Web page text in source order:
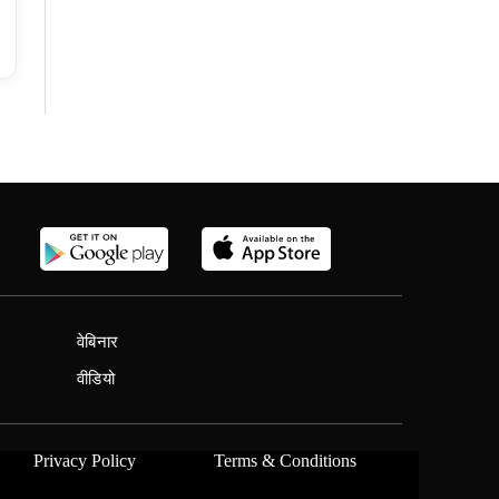
वेबिनार
वीडियो
Privacy Policy Terms & Conditions